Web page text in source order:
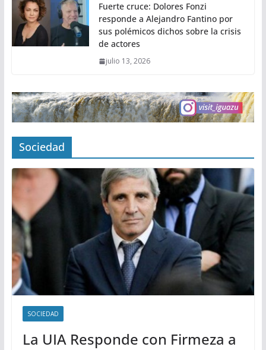
Fuerte cruce: Dolores Fonzi
responde a Alejandro Fantino por
sus polémicos dichos sobre la crisis
de actores
julio 13, 2026
Sociedad
SOCIEDAD
La UIA Responde con Firmeza a